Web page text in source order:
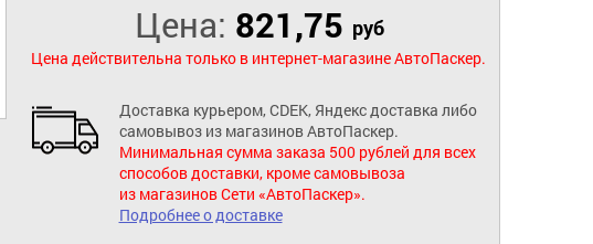
Цена: 821,75 руб
Цена действительна только в интернет-магазине АвтоПаскер.
Доставка курьером, CDEK, Яндекс доставка либо
самовывоз из магазинов АвтоПаскер.
Минимальная сумма заказа 500 рублей для всех
способов доставки, кроме самовывоза
из магазинов Сети «АвтоПаскер».
Подробнее о доставке